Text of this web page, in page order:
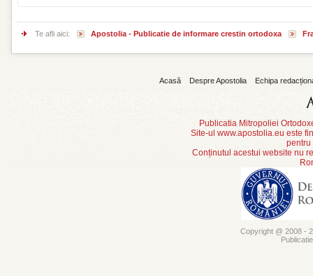
Te afli aici: Apostolia - Publicatie de informare crestin ortodoxa
Acasă Despre Apostolia Echipa
Publicatia Mitropoliei
Site-ul www.apostolia.eu este
pentru
Conținutul acestui website nu
Copyright @ 2008 -